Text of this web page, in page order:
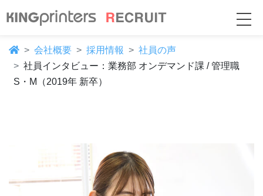
会社概要 採用情報
社員の声
社員インタビュー：業務部 オンデマンド課 / 管理職
S・M（2019年 新卒）